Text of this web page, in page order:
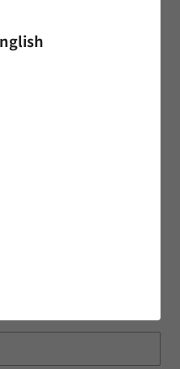
とで住所情報が自動入力され